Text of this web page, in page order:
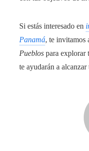
Si estás interesado en
Panamá, te invitamos
Pueblos para explorar
te ayudarán a